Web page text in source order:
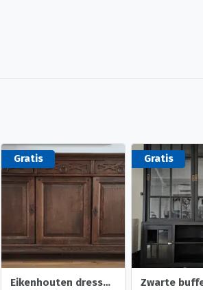
Gratis
Eikenhouten dressoir
Gratis
Zwarte